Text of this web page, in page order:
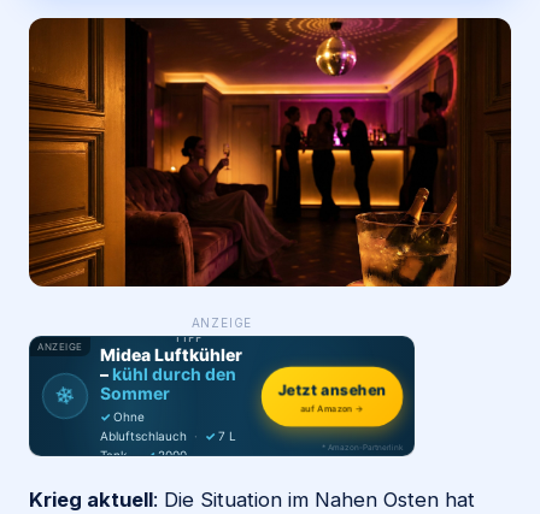
Für Firmen
Login
Firma eintragen
ANZEIGE
ANZEIGE
❄
PRODUKT-
TIPP
Midea Luftkühler
–kühl durch den
Sommer
✓ Ohne
Abluftschlauch · ✓ 7 L
Tank · ✓2000
Jetzt ansehen
auf Amazon →
* Amazon-Partnerlink
Krieg aktuell: Die Situation im Nahen Osten hat